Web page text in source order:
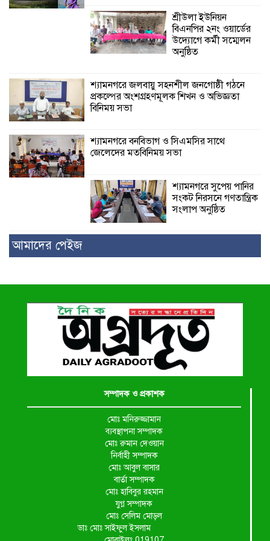
শ্রীউলা ইউনিয়ন
বিএনপির ২নং ওয়ার্ডের
উদ্যোগে কর্মী সম্মেলন
অনুষ্ঠিত
শ্যামনগরে জলবায়ু সহনশীল জনগোষ্ঠী গঠনে
প্রকল্পের অংশগ্রহণমূলক শিখন ও অভিজ্ঞতা
বিনিময় সভা
শ্যামনগরে বনবিভাগ ও সিএমসির সাথে
জেলেদের মতবিনিময় সভা
শ্যামনগরে সুপেয় পানির
সংকট নিরসনে গণতান্ত্রিক
সংলাপ অনুষ্ঠিত
আমাদের পেইজ
সম্পাদক ও প্রকাশক
মোঃ মনিরুজ্জামান
ব্যবস্থাপনা সম্পাদক
মোঃ রুমান দেওয়ান
নির্বাহী সম্পাদক
মোঃ আবুল বাসার
বার্তা সম্পাদক
মোঃ হাবিবুর রহমান
যুগ্ন সম্পাদক
মোঃ সেলিম মোড়ল
ডাঃ মোঃ সাইফুল ইসলাম